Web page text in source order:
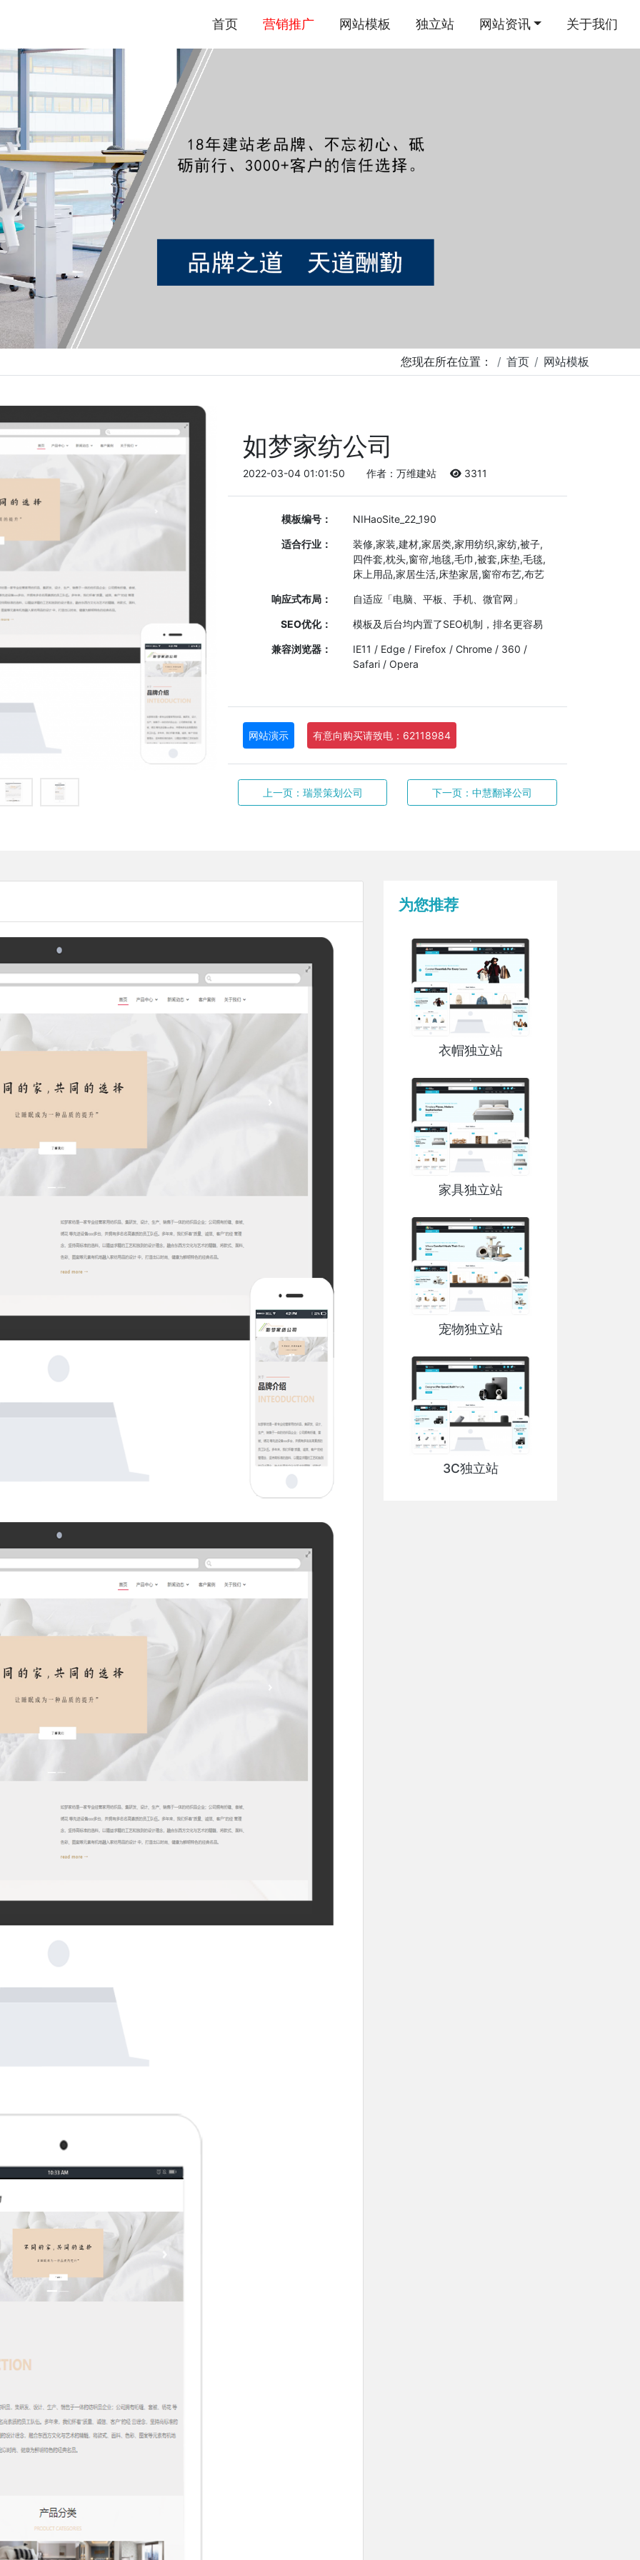
首页 营销推广 网站模板 独立站 网站资讯 关于我们
您现在所在位置： 首页 网站模板
如梦家纺公司
2022-03-04 01:01:50 作者：万维建站 3311
模板编号： NIHaoSite_22_190
适合行业：
装修,家装,建材,家居类,家用纺织,家纺,被子,
四件套,枕头,窗帘,地毯,毛巾,被套,床垫,毛毯,
床上用品,家居生活,床垫家居,窗帘布艺,布艺
响应式布局： 自适应「电脑、平板、手机、微官网」
SEO优化： 模板及后台均内置了SEO机制，排名更容易
兼容浏览器：
IE11 / Edge / Firefox / Chrome / 360 /
Safari / Opera
网站演示 有意向购买请致电：62118984
上一页：瑞景策划公司 下一页：中慧翻译公司
为您推荐
衣帽独立站
家具独立站
宠物独立站
3C独立站